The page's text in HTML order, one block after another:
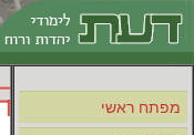
מפתח ראשי